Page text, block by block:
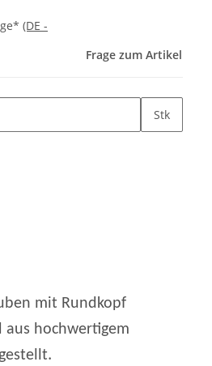
(DE -
Frage zum Artikel
Stk
mit Rundkopf
aus hochwertigem
.